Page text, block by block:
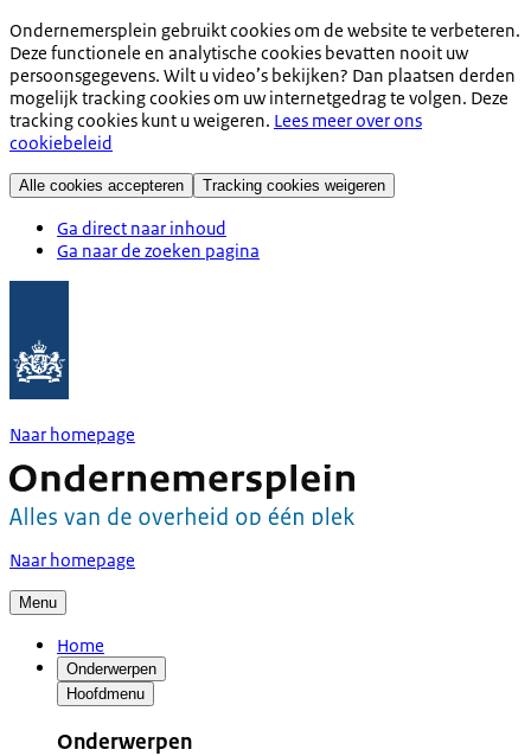
Ondernemersplein gebruikt cookies om de website te verbeteren.
Deze functionele en analytische cookies bevatten nooit uw
persoonsgegevens. Wilt u video’s bekijken? Dan plaatsen derden
mogelijk tracking cookies om uw internetgedrag te volgen. Deze
tracking cookies kunt u weigeren. Lees meer over ons
cookiebeleid
Alle cookies accepteren Tracking cookies weigeren
Ga direct naar inhoud
Ga naar de zoeken pagina
Naar homepage
Naar homepage
Menu
Home
Onderwerpen
Hoofdmenu
Onderwerpen